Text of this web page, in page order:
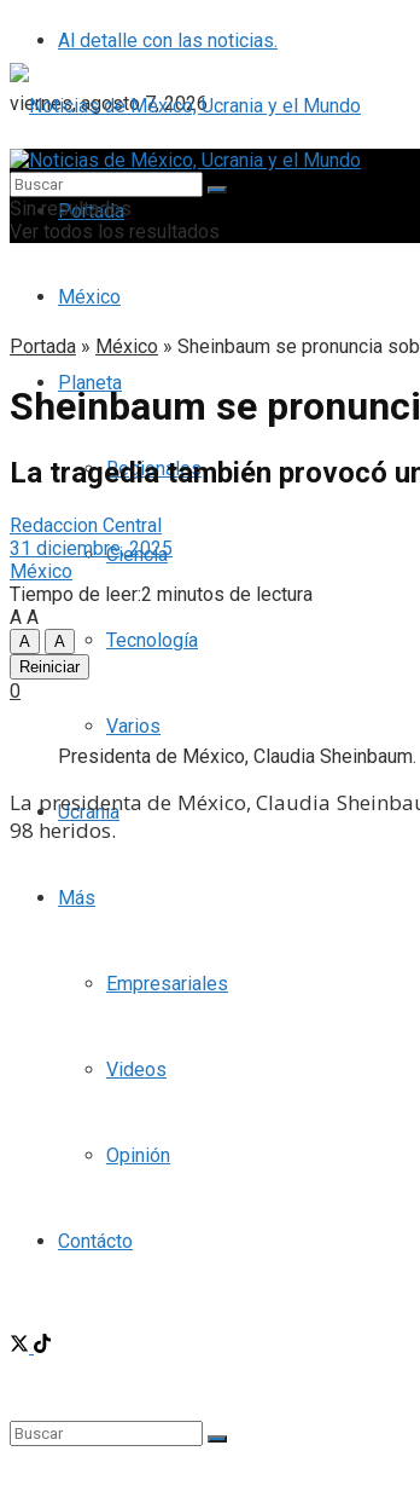
Al detalle con las noticias.
viernes, agosto 7, 2026
Portada
México
Planeta
Regionales
Ciencia
Tecnología
Varios
Ucrania
Más
Empresariales
Videos
Opinión
Contácto
Sin resultados
Ver todos los resultados
Portada » México » Sheinbaum se pronuncia
Sheinbaum se
La tragedia también provocó
Redaccion Central
31 diciembre, 2025
México
Tiempo de leer:2 minutos de lectura
A A
A
A
Reiniciar
0
Presidenta de México, Claudia Sheinbaum.
La presidenta de México, Claudia
98 heridos.